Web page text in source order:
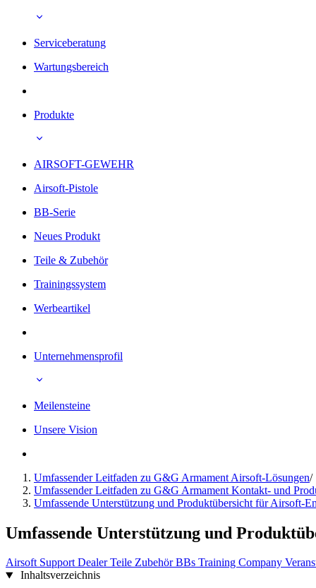
Serviceberatung
Wartungsbereich
Produkte
AIRSOFT-GEWEHR
Airsoft-Pistole
BB-Serie
Neues Produkt
Teile & Zubehör
Trainingssystem
Werbeartikel
Unternehmensprofil
Meilensteine
Unsere Vision
Umfassender Leitfaden zu G&G Armament Airsoft-Lösungen/
Umfassender Leitfaden zu G&G Armament Kontakt- und
Umfassende Unterstützung und Produktübersicht für Airsoft-
Umfassende Unterstützung und
Airsoft SupportDealerTeile ZubehörBBs Training Company
Inhaltsverzeichnis